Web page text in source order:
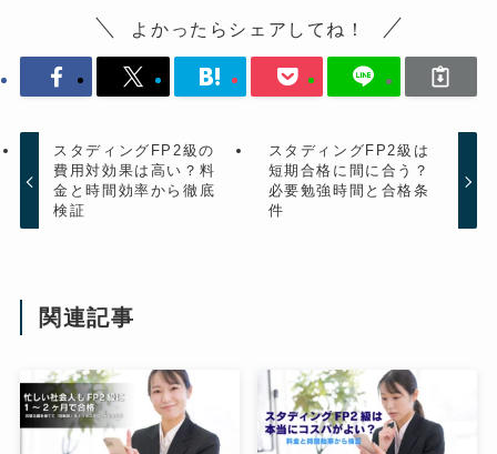
よかったらシェアしてね！
スタディングFP2級の
費用対効果は高い？料
金と時間効率から徹底
検証
スタディングFP2級は
短期合格に間に合う？
必要勉強時間と合格条
件
関連記事